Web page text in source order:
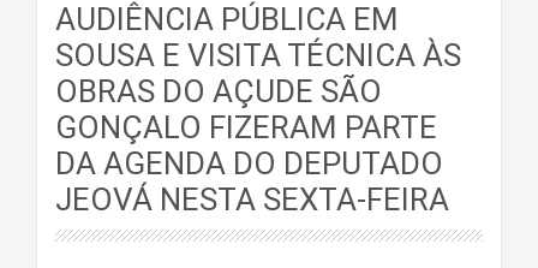
AUDIÊNCIA PÚBLICA EM
SOUSA E VISITA TÉCNICA ÀS
OBRAS DO AÇUDE SÃO
GONÇALO FIZERAM PARTE
DA AGENDA DO DEPUTADO
JEOVÁ NESTA SEXTA-FEIRA